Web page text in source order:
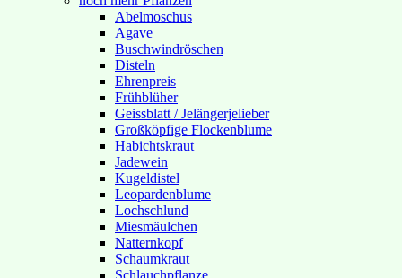
Abelmoschus
Agave
Buschwindröschen
Disteln
Ehrenpreis
Frühblüher
Geissblatt / Jelängerjelieber
Großköpfige Flockenblume
Habichtskraut
Jadewein
Kugeldistel
Leopardenblume
Lochschlund
Miesmäulchen
Natternkopf
Schaumkraut
Schlauchpflanze